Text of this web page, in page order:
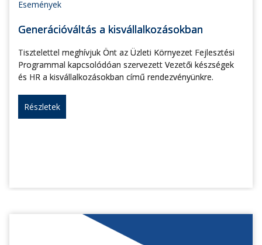
Események
Generációváltás a kisvállalkozásokban
Tisztelettel meghívjuk Önt az Üzleti Környezet Fejlesztési
Programmal kapcsolódóan szervezett Vezetői készségek
és HR a kisvállalkozásokban című rendezvényünkre.
Részletek